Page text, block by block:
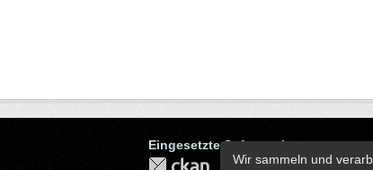
Eingesetzte Software ist
Wir sammeln und